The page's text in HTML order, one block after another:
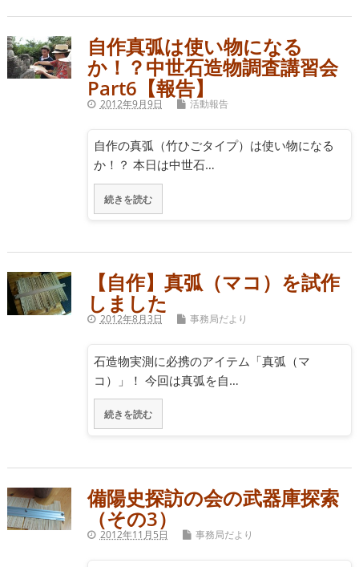
自作真弧は使い物になる
か！？中世石造物調査講習会
Part6【報告】
2012年9月9日 活動報告
自作の真弧（竹ひごタイプ）は使い物になる
か！？ 本日は中世石…
続きを読む
【自作】真弧（マコ）を試作
しました
2012年8月3日 事務局だより
石造物実測に必携のアイテム「真弧（マ
コ）」！ 今回は真弧を自…
続きを読む
備陽史探訪の会の武器庫探索
（その3）
2012年11月5日 事務局だより